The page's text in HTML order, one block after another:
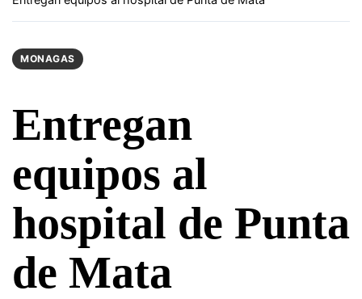
MONAGAS
Entregan
equipos al
hospital de Punta
de Mata